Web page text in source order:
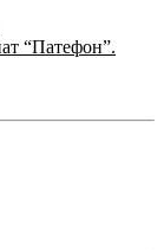
“Патефон”.